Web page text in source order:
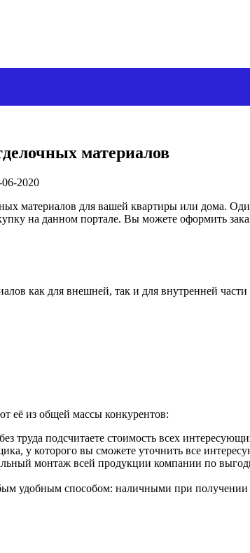
материалов
06-2020
материалов для вашей квартиры или дома.
на данном портале. Вы можете оформить
как для внешней, так и для внутренней
её из общей массы конкурентов:
труда подсчитаете стоимость всех
у которого вы сможете уточнить все
монтаж всей продукции компании по
удобным способом: наличными при получении